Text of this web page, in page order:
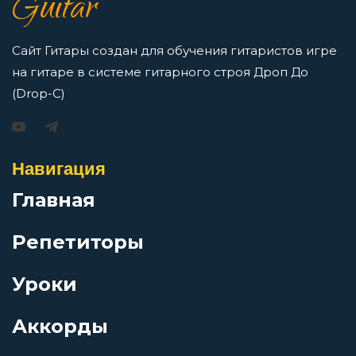
Железные мантры
Железный орех
За невинно убиенных
Заратустра
Зачем?
Перейти
гитары
Перейти
Просмотров: 10492 чел.
Сайт Гитары создан для обучения гитаристов игре
на гитаре в системе гитарного строя Дроп До
(Drop-C)
Навигация
Главная
Репетиторы
Уроки
Аккорды